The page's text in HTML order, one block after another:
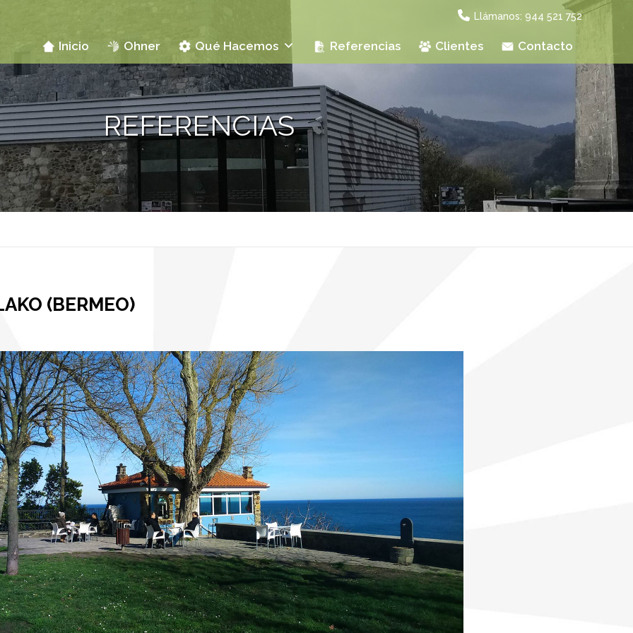
Llámanos: 944 521 752
Inicio Ohner Qué Hacemos Referencias Clientes Contacto
REFERENCIAS
(BERMEO)